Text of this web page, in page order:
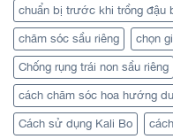
chuẩn bị trước khi trồng đậu
chăm sóc sầu riêng chọn
Chống rụng trái non sầu riêng
cách chăm sóc hoa hướng
Cách sử dụng Kali Bo